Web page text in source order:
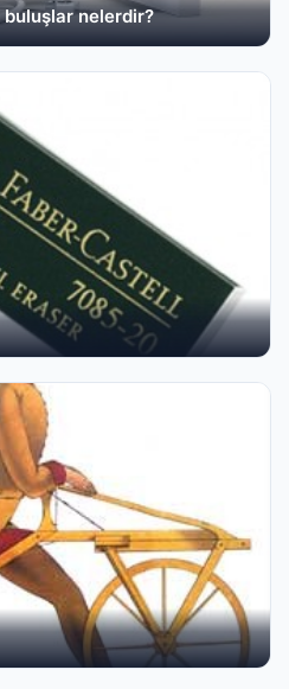
buluşlar nelerdir?